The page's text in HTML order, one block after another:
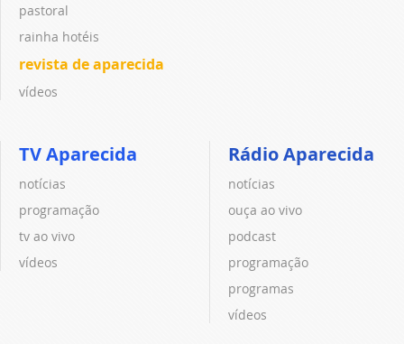
pastoral
rainha hotéis
revista de aparecida
vídeos
TV Aparecida
notícias
programação
tv ao vivo
vídeos
Rádio Aparecida
notícias
ouça ao vivo
podcast
programação
programas
vídeos